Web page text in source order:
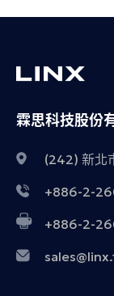
霖思科技股份
(242) 新北
+886-2-
+886-2-